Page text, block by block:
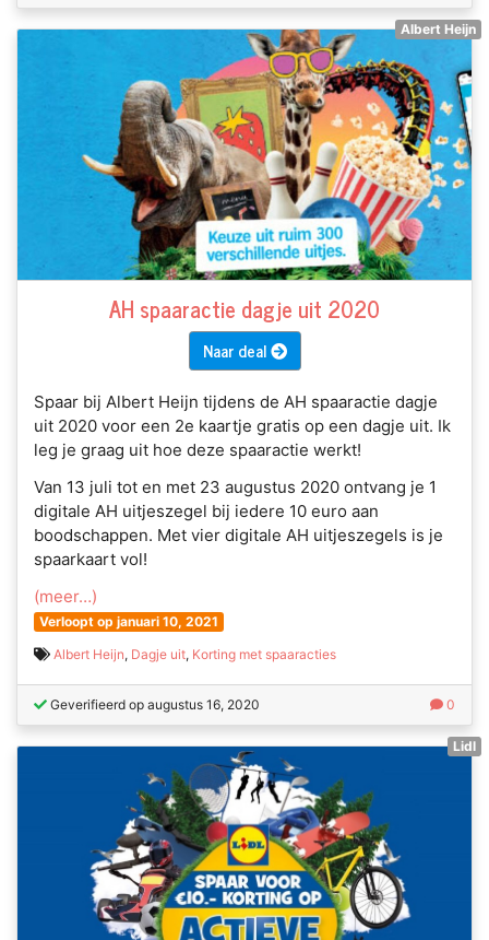
Albert Heijn
AH spaaractie dagje uit 2020
Naar deal
Spaar bij Albert Heijn tijdens de AH spaaractie dagje
uit 2020 voor een 2e kaartje gratis op een dagje uit. Ik
leg je graag uit hoe deze spaaractie werkt!
Van 13 juli tot en met 23 augustus 2020 ontvang je 1
digitale AH uitjeszegel bij iedere 10 euro aan
boodschappen. Met vier digitale AH uitjeszegels is je
spaarkaart vol!
(meer…)
Verloopt op januari 10, 2021
Albert Heijn, Dagje uit, Korting met spaaracties
Geverifieerd op augustus 16, 2020 0
Lidl